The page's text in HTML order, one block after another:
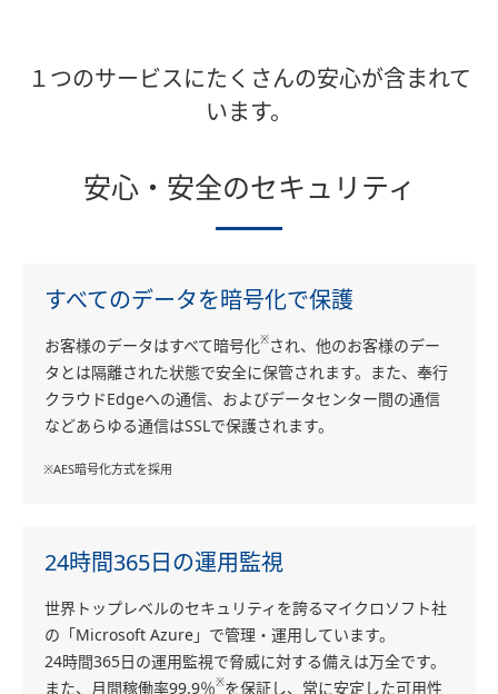
１つのサービスにたくさんの安心が含まれて
います。
安心・安全のセキュリティ
すべてのデータを暗号化で保護
お客様のデータはすべて暗号化※ され、他のお客様のデー
タとは隔離された状態で安全に保管されます。また、奉行
クラウドEdgeへの通信、およびデータセンター間の通信
などあらゆる通信はSSLで保護されます。
※AES暗号化方式を採用
24時間365日の運用監視
世界トップレベルのセキュリティを誇るマイクロソフト社
の「Microsoft Azure」で管理・運用しています。
24時間365日の運用監視で脅威に対する備えは万全です。
また、月間稼働率99.9％※を保証し、常に安定した可用性